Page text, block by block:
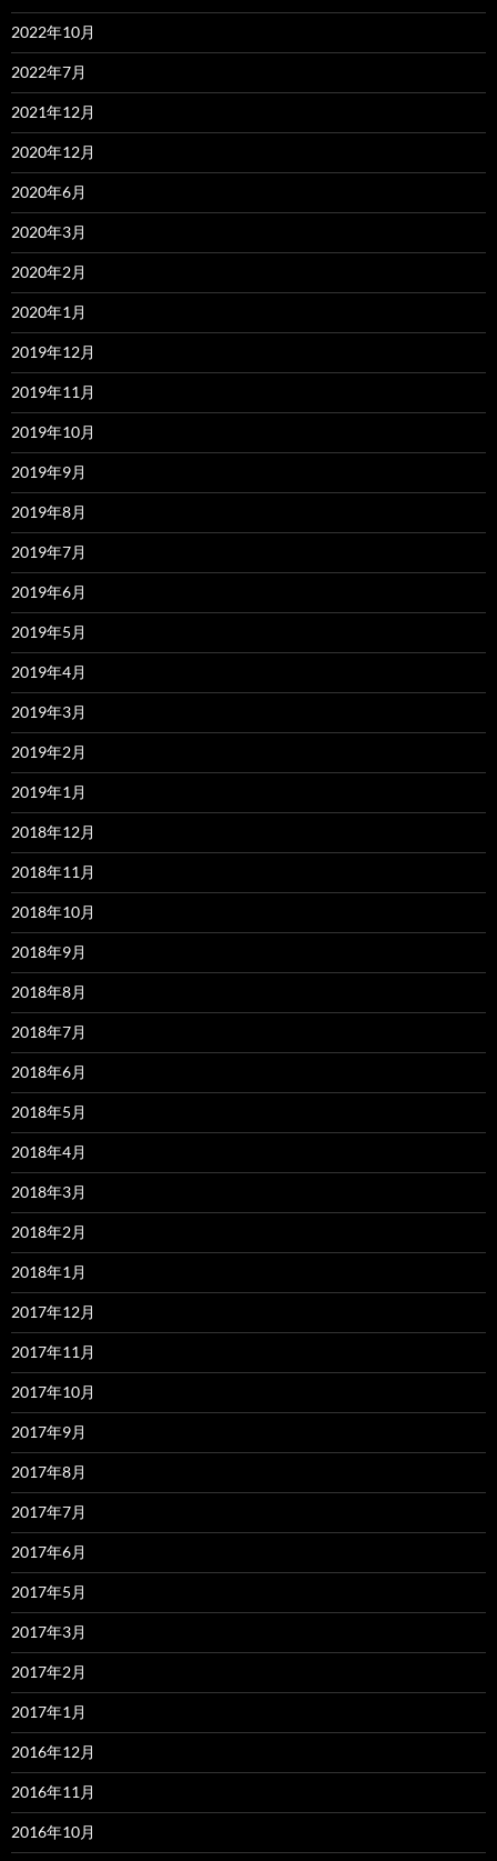
2022年10月
2022年7月
2021年12月
2020年12月
2020年6月
2020年3月
2020年2月
2020年1月
2019年12月
2019年11月
2019年10月
2019年9月
2019年8月
2019年7月
2019年6月
2019年5月
2019年4月
2019年3月
2019年2月
2019年1月
2018年12月
2018年11月
2018年10月
2018年9月
2018年8月
2018年7月
2018年6月
2018年5月
2018年4月
2018年3月
2018年2月
2018年1月
2017年12月
2017年11月
2017年10月
2017年9月
2017年8月
2017年7月
2017年6月
2017年5月
2017年3月
2017年2月
2017年1月
2016年12月
2016年11月
2016年10月